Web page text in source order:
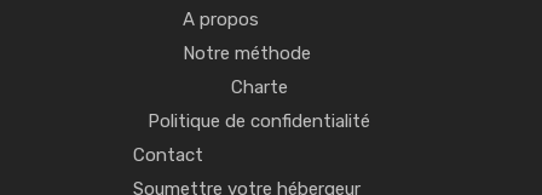
A propos
Notre méthode
Charte
Politique de confidentialité
Contact
Soumettre votre hébergeur